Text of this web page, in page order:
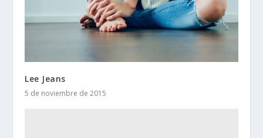
Lee Jeans
5 de noviembre de 2015